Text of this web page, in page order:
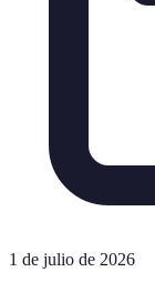
1 de julio de 2026